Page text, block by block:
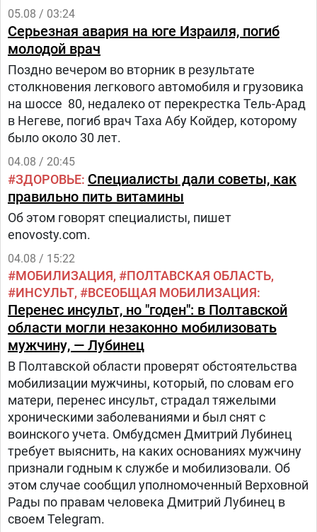
05.08 / 03:24
Серьезная авария на юге Израиля, погиб
молодой врач
Поздно вечером во вторник в результате
столкновения легкового автомобиля и грузовика
на шоссе 80, недалеко от перекрестка Тель-Арад
в Негеве, погиб врач Таха Абу Койдер, которому
было около 30 лет.
04.08 / 20:45
ЗДОРОВЬЕ Специалисты дали советы, как
правильно пить витамины
Об этом говорят специалисты, пишет
enovosty.com.
04.08 / 15:22
МОБИЛИЗАЦИЯ
ПОЛТАВСКАЯ ОБЛАСТЬ
ИНСУЛЬТ
ВСЕОБЩАЯ МОБИЛИЗАЦИЯ
Перенес инсульт, но "годен": в Полтавской
области могли незаконно мобилизовать
мужчину, — Лубинец
В Полтавской области проверят обстоятельства
мобилизации мужчины, который, по словам его
матери, перенес инсульт, страдал тяжелыми
хроническими заболеваниями и был снят с
воинского учета. Омбудсмен Дмитрий Лубинец
требует выяснить, на каких основаниях мужчину
признали годным к службе и мобилизовали. Об
этом случае сообщил уполномоченный Верховной
Рады по правам человека Дмитрий Лубинец в
своем Telegram.